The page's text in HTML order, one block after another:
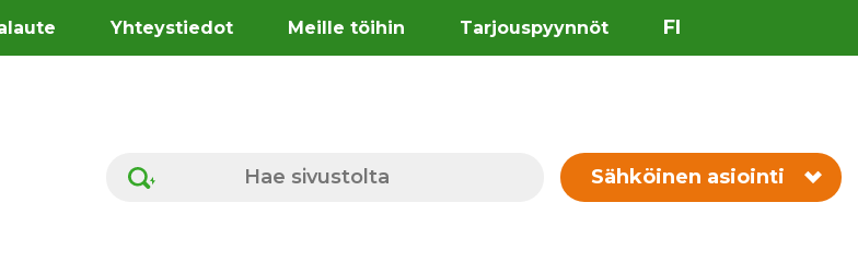
Yhteystiedot Meille töihin Tarjouspyynnöt FI
Hae sivustolta Sähköinen asiointi